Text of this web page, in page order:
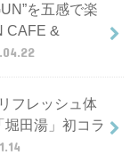
を五感で楽
CAFE &
フレッシュ体
田湯」初コラ